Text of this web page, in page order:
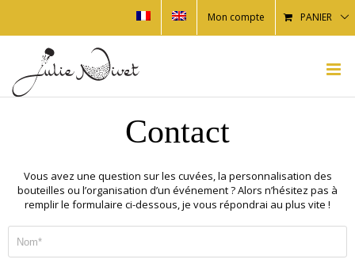
Mon compte PANIER
Contact
Vous avez une question sur les cuvées, la personnalisation des
bouteilles ou l’organisation d’un événement ? Alors n’hésitez pas à
remplir le formulaire ci-dessous, je vous répondrai au plus vite !